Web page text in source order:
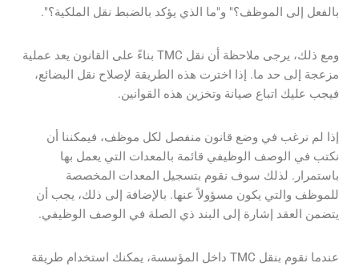
بالفعل إلى الموظف؟" و"ما الذي يؤكد بالضبط نقل الملكية؟".
ومع ذلك، يرجى ملاحظة أن نقل TMC بناءً على القانون يعد عملية
مزعجة إلى حد ما. إذا اخترت هذه الطريقة لإصلاح نقل البضائع،
فيجب عليك اتباع صيانة وتخزين هذه القوانين.
إذا لم نرغب في وضع قانون منفصل لكل موظف، فيمكننا أن
نكتب في الوصف الوظيفي قائمة بالمعدات التي يعمل بها
باستمرار. لذلك سوف نقوم بتسجيل المعدات المخصصة
للموظف والتي يكون مسؤولاً عنها. بالإضافة إلى ذلك، يجب أن
يتضمن العقد إشارة إلى البند ذي الصلة في الوصف الوظيفي.
عندما نقوم بنقل TMC داخل المؤسسة، يمكنك استخدام طريقة